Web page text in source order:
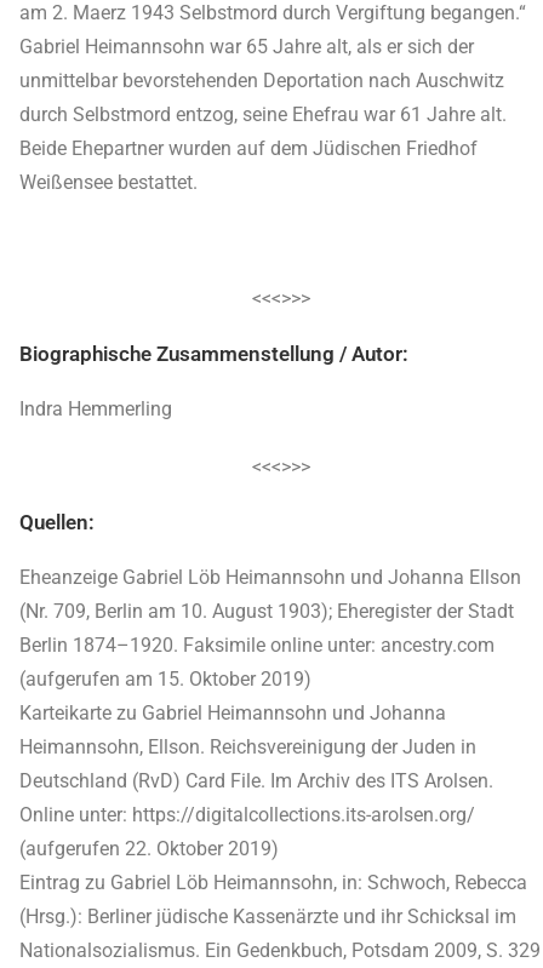
am 2. Maerz 1943 Selbstmord durch Vergiftung begangen.“
Gabriel Heimannsohn war 65 Jahre alt, als er sich der
unmittelbar bevorstehenden Deportation nach Auschwitz
durch Selbstmord entzog, seine Ehefrau war 61 Jahre alt.
Beide Ehepartner wurden auf dem Jüdischen Friedhof
Weißensee bestattet.
<<<>>>
Biographische Zusammenstellung / Autor:
Indra Hemmerling
<<<>>>
Quellen:
Eheanzeige Gabriel Löb Heimannsohn und Johanna Ellson
(Nr. 709, Berlin am 10. August 1903); Eheregister der Stadt
Berlin 1874–1920. Faksimile online unter: ancestry.com
(aufgerufen am 15. Oktober 2019)
Karteikarte zu Gabriel Heimannsohn und Johanna
Heimannsohn, Ellson. Reichsvereinigung der Juden in
Deutschland (RvD) Card File. Im Archiv des ITS Arolsen.
Online unter: https://digitalcollections.its-arolsen.org/
(aufgerufen 22. Oktober 2019)
Eintrag zu Gabriel Löb Heimannsohn, in: Schwoch, Rebecca
(Hrsg.): Berliner jüdische Kassenärzte und ihr Schicksal im
Nationalsozialismus. Ein Gedenkbuch, Potsdam 2009, S. 329